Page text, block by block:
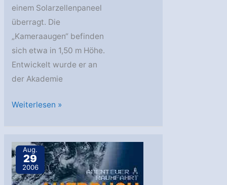
einem Solarzellenpaneel
überragt. Die
„Kameraaugen“ befinden
sich etwa in 1,50 m Höhe.
Entwickelt wurde er an
der Akademie
China
Weiterlesen »
Aug.
29
2006